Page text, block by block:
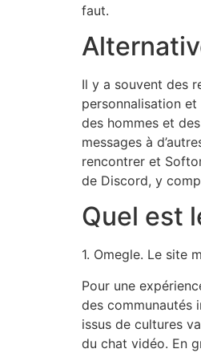
faut.
Il y a souvent des
personnalisation
des hommes et
messages à
rencontrer et
de Discord, y
Quel est
1. Omegle. Le site
Pour une
des communautés
issus de cultures
du chat vidéo. En